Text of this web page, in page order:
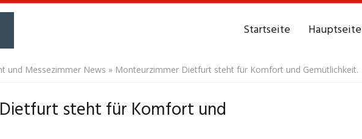
Startseite Hauptseite
und Messezimmer News » Monteurzimmer Dietfurt steht für Komfort und Gemütlichkeit.
steht für Komfort und